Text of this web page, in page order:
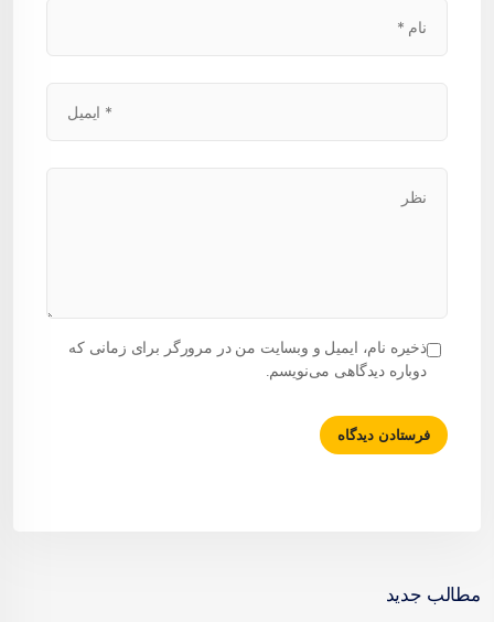
ذخیره نام، ایمیل و وبسایت من در مرورگر برای زمانی که
دوباره دیدگاهی می‌نویسم.
مطالب جدید